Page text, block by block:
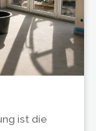
ist die